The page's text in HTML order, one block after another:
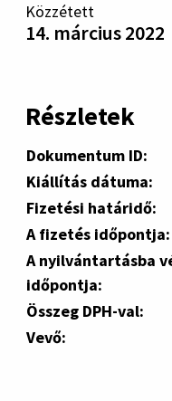
Közzétett
14. március 2022
Részletek
Dokumentum ID:
Kiállítás dátuma:
Fizetési határidő:
A fizetés időpontja:
A nyilvántartásba
időpontja:
Összeg DPH-val:
Vevő: